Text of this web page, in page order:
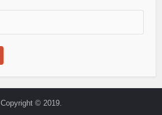
Copyright © 2019.